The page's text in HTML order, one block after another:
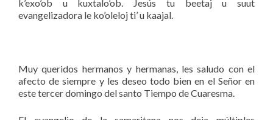
k’exo’ob u kuxtalo’ob. Jesús tu beetaj u suut
evangelizadora le ko’oleloj ti’ u kaajal.
Muy queridos hermanos y hermanas, les saludo con el
afecto de siempre y les deseo todo bien en el Señor en
este tercer domingo del santo Tiempo de Cuaresma.